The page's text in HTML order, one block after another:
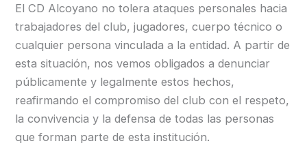
El CD Alcoyano no tolera ataques personales hacia
trabajadores del club, jugadores, cuerpo técnico o
cualquier persona vinculada a la entidad. A partir de
esta situación, nos vemos obligados a denunciar
públicamente y legalmente estos hechos,
reafirmando el compromiso del club con el respeto,
la convivencia y la defensa de todas las personas
que forman parte de esta institución.